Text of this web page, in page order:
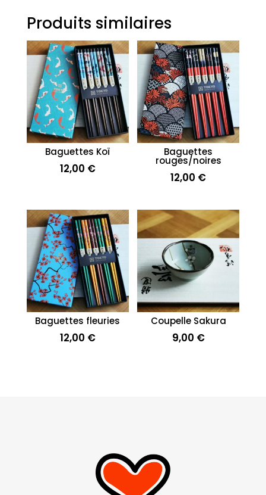
Produits similaires
Baguettes Koï
12,00 €
Baguettes
rouges/noires
12,00 €
Baguettes fleuries
12,00 €
Coupelle Sakura
9,00 €